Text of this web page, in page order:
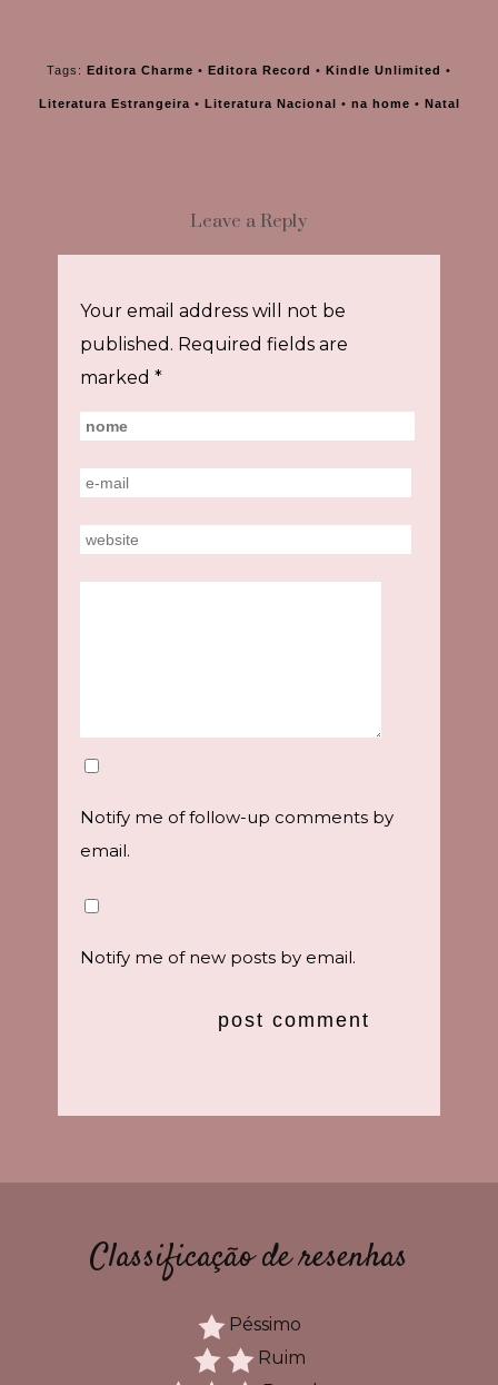
Tags: Editora Charme • Editora Record • Kindle Unlimited •
Literatura Estrangeira • Literatura Nacional • na home • Natal
Leave a Reply
Your email address will not be
published. Required fields are
marked *
Notify me of follow-up comments by
email.
Notify me of new posts by email.
Classificação de resenhas
Péssimo
Ruim